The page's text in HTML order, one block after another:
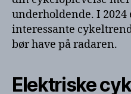
underholdende. I
interessante
bør have på radaren.
Elektriske